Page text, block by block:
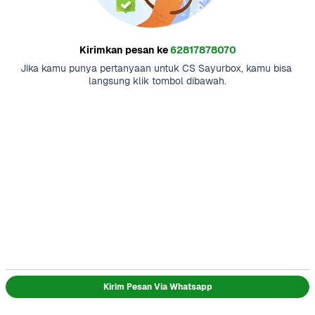
Kirimkan pesan ke62817878070
Jika kamu punya pertanyaan untuk CS Sayurbox, kamu bisa
langsung klik tombol dibawah.
Kirim Pesan Via Whatsapp